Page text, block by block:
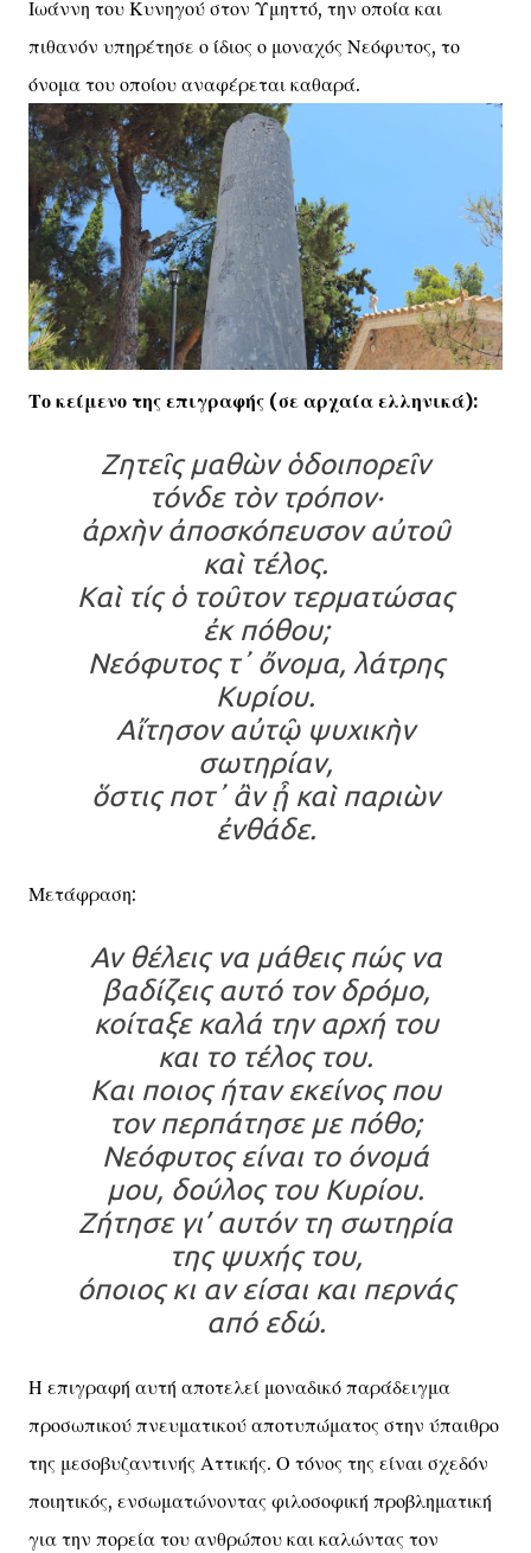
Ιωάννη του Κυνηγού στον Υμηττό, την οποία και
πιθανόν υπηρέτησε ο ίδιος ο μοναχός Νεόφυτος, το
όνομα του οποίου αναφέρεται καθαρά.
Το κείμενο της επιγραφής (σε αρχαία ελληνικά):
Ζητεῖς μαθὼν ὁδοιπορεῖν
τόνδε τὸν τρόπον·
ἀρχὴν ἀποσκόπευσον αὐτοῦ
καὶ τέλος.
Καὶ τίς ὁ τοῦτον τερματώσας
ἐκ πόθου;
Νεόφυτος τ᾽ ὄνομα, λάτρης
Κυρίου.
Αἴτησον αὐτῷ ψυχικὴν
σωτηρίαν,
ὅστις ποτ᾽ ἂν ᾖ καὶ παριὼν
ἐνθάδε.
Μετάφραση:
Αν θέλεις να μάθεις πώς να
βαδίζεις αυτό τον δρόμο,
κοίταξε καλά την αρχή του
και το τέλος του.
Και ποιος ήταν εκείνος που
τον περπάτησε με πόθο;
Νεόφυτος είναι το όνομά
μου, δούλος του Κυρίου.
Ζήτησε γι’ αυτόν τη σωτηρία
της ψυχής του,
όποιος κι αν είσαι και περνάς
από εδώ.
Η επιγραφή αυτή αποτελεί μοναδικό παράδειγμα
προσωπικού πνευματικού αποτυπώματος στην ύπαιθρο
της μεσοβυζαντινής Αττικής. Ο τόνος της είναι σχεδόν
ποιητικός, ενσωματώνοντας φιλοσοφική προβληματική
για την πορεία του ανθρώπου και καλώντας τον